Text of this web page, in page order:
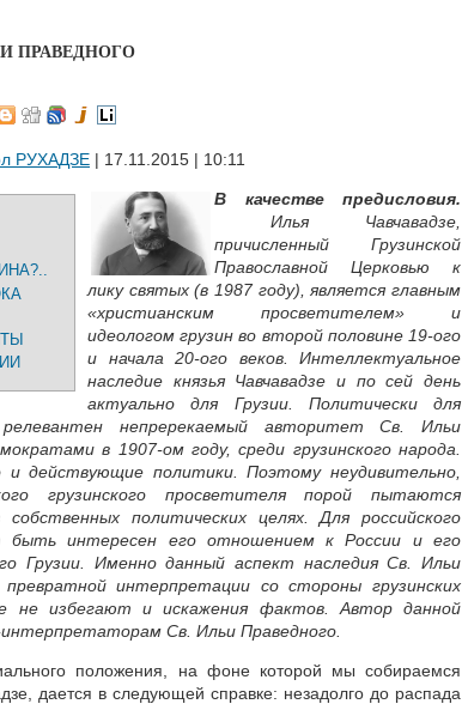
ПРАВЕДНОГО
РУХАДЗЕ | 17.11.2015 | 10:11
В качестве предисловия.
Илья Чавчавадзе,
причисленный Грузинской
Православной Церковью к
лику святых (в 1987 году), является главным
«христианским просветителем» и
идеологом грузин во второй половине 19-ого
и начала 20-ого веков. Интеллектуальное
наследие князья Чавчавадзе и по сей день
актуально для Грузии. Политически для
релевантен непререкаемый авторитет Св. Ильи
в 1907-ом году, среди грузинского народа.
действующие политики. Поэтому неудивительно,
грузинского просветителя порой пытаются
политических целях. Для российского
быть интересен его отношением к России и его
Грузии. Именно данный аспект наследия Св. Ильи
превратной интерпретации со стороны грузинских
не избегают и искажения фактов. Автор данной
Св. Ильи Праведного.
положения, на фоне которой мы собираемся
дается в следующей справке: незадолго до распада